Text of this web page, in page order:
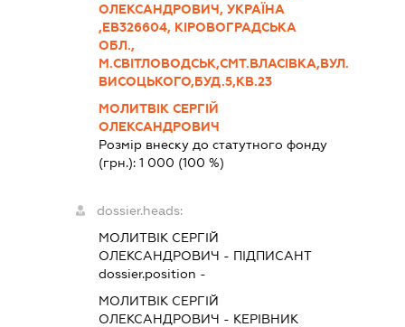
ОЛЕКСАНДРОВИЧ, УКРАЇНА
,ЕВ326604, КІРОВОГРАДСЬКА
ОБЛ.,
М.СВІТЛОВОДСЬК,СМТ.ВЛАСІВКА,ВУЛ.
ВИСОЦЬКОГО,БУД.5,КВ.23
МОЛИТВІК СЕРГІЙ
ОЛЕКСАНДРОВИЧ
Розмір внеску до статутного фонду
(грн.): 1 000 (100 %)
dossier.heads:
МОЛИТВІК СЕРГІЙ
ОЛЕКСАНДРОВИЧ - ПІДПИСАНТ
dossier.position -
МОЛИТВІК СЕРГІЙ
ОЛЕКСАНДРОВИЧ - КЕРІВНИК